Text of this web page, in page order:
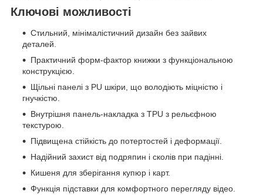
Ключові можливості
Стильний, мінімалістичний дизайн без зайвих
деталей.
Практичний форм-фактор книжки з функціональною
конструкцією.
Щільні панелі з PU шкіри, що володіють міцністю і
гнучкістю.
Внутрішня панель-накладка з TPU з рельєфною
текстурою.
Підвищена стійкість до потертостей і деформації.
Надійний захист від подряпин і сколів при падінні.
Кишеня для зберігання купюр і карт.
Функція підставки для комфортного перегляду відео.